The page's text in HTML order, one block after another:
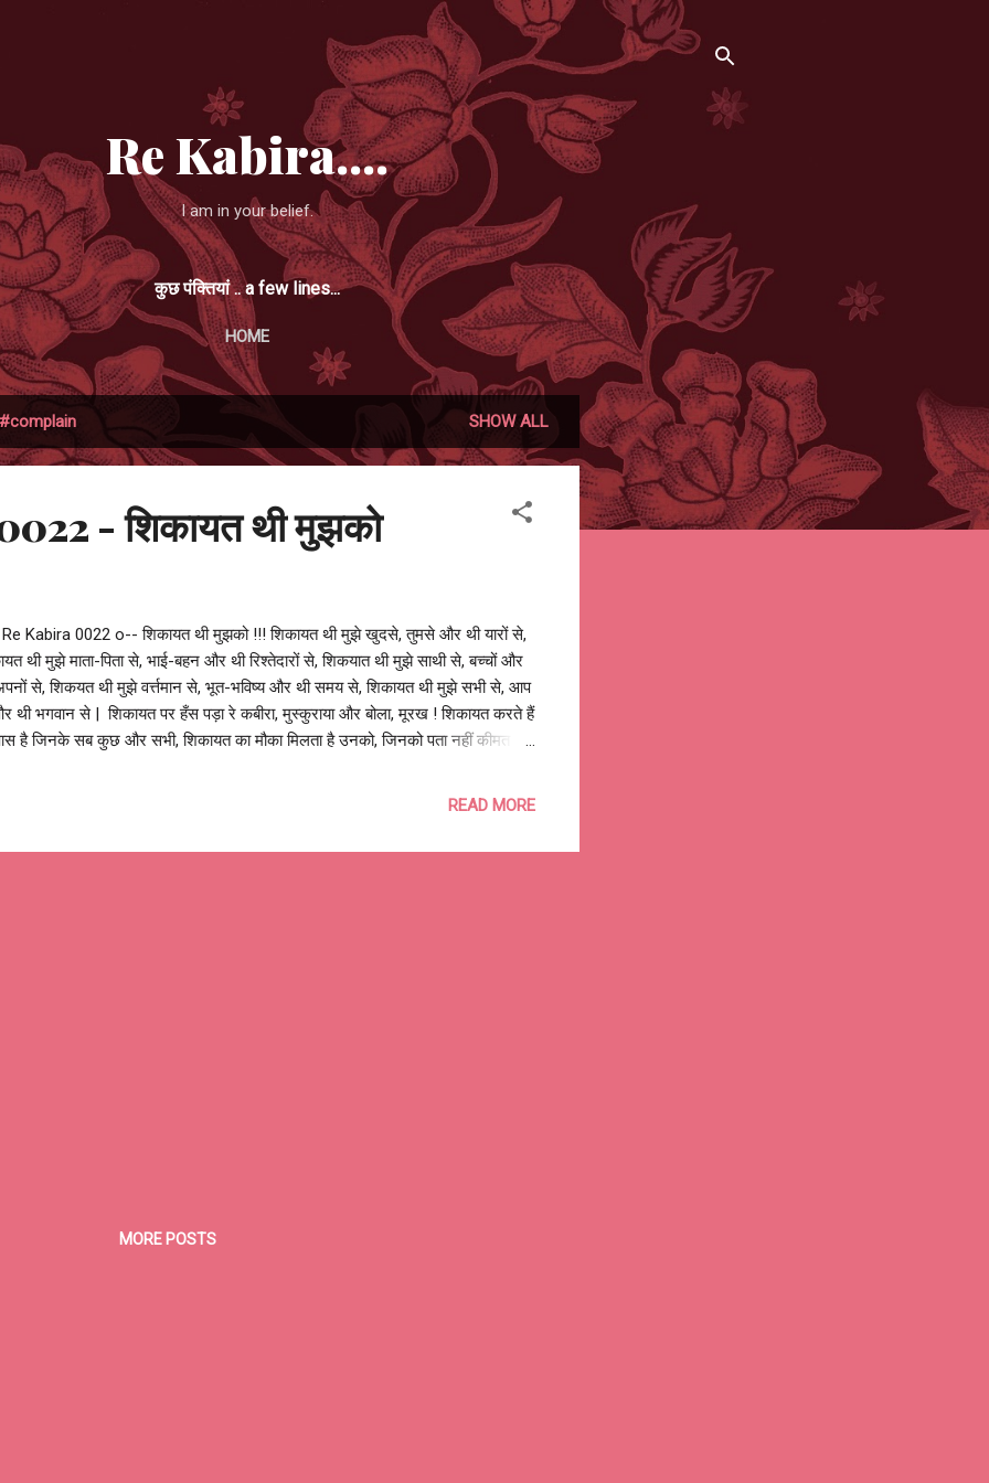
Re Kabira....
I am in your belief.
कुछ पंक्तियां .. a few lines...
HOME
#complain SHOW ALL
- शिकायत थी मुझको
Kabira 0022 o-- शिकायत थी मुझको !!! शिकायत थी मुझे खुदसे, तुमसे और थी यारों से,
थी मुझे माता-पिता से, भाई-बहन और थी रिश्तेदारों से, शिकयात थी मुझे साथी से, बच्चों और
से, शिकयत थी मुझे वर्त्तमान से, भूत-भविष्य और थी समय से, शिकायत थी मुझे सभी से, आप
थी भगवान से | शिकायत पर हँस पड़ा रे कबीरा, मुस्कुराया और बोला, मूरख ! शिकायत करते हैं
है जिनके सब कुछ और सभी, शिकायत का मौका मिलता है उनको, जिनको पता नहीं कीमत
READ MORE
MORE POSTS